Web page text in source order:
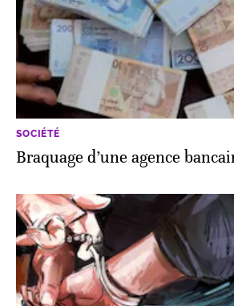
SOCIÉTÉ
Braquage d’une agence